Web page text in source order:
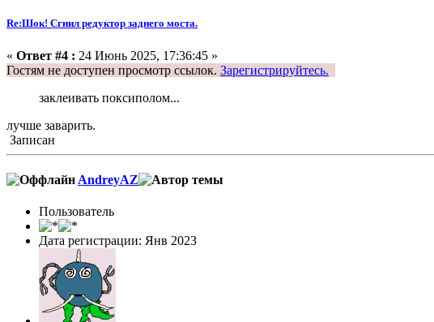
Re:Шок! Сгнил редуктор заднего моста.
« Ответ #4 : 24 Июнь 2025, 17:36:45 »
Гостям не доступен просмотр ссылок. Зарегистрируйтесь.
заклеивать поксиполом...
лучше заварить.
Записан
AndreyAZ
Пользователь
Дата регистрации: Янв 2023